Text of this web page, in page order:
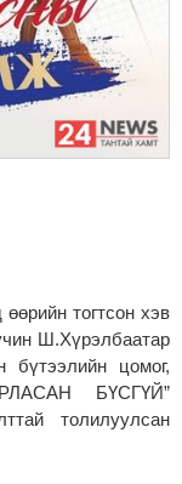
тогтсон хэв
Ш.Хүрэлбаатар
цомог,
БҮСГҮЙ”
толилуулсан